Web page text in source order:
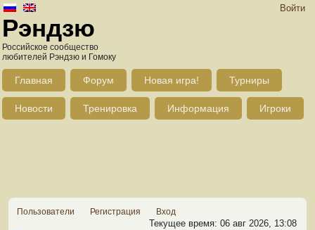
Войти
Рэндзю
Российское сообщество
любителей Рэндзю и Гомоку
Главная Форум Новая игра! Турниры
Новости Тренировка Информация Игроки
Пользователи Регистрация Вход
Текущее время: 06 авг 2026, 13:08